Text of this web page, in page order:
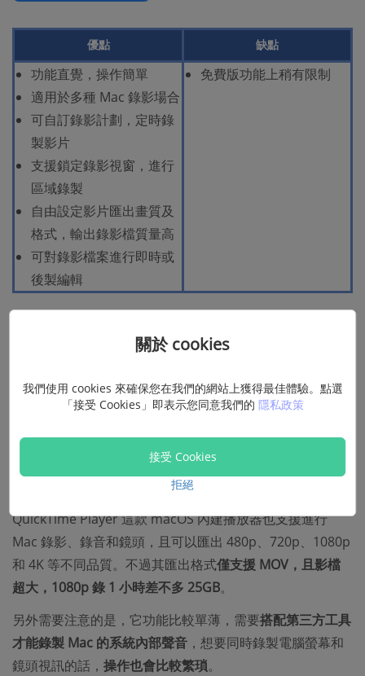
優點 缺點
功能直覺，操作簡單
適用於多種 Mac 錄影場合
可自訂錄影計劃，定時錄
製影片
支援鎖定錄影視窗，進行
區域錄製
自由設定影片匯出畫質及
格式，輸出錄影檔質量高
可對錄影檔案進行即時或
後製編輯
免費版功能上稍有限制
② 用 QuickTime Player 進行
iMac/Macbook 錄屏
錄製教學影片、旁白影片、音樂影片、遊戲影
QuickTime Player 這款 macOS 內建播放器也支援進行
Mac 錄影、錄音和鏡頭，且可以匯出 480p、720p、1080p
和 4K 等不同品質。不過其匯出格式僅支援 MOV，且影檔
超大，1080p 錄 1 小時差不多 25GB。
另外需要注意的是，它功能比較單薄，需要搭配第三方工具
才能錄製 Mac 的系統內部聲音 ，想要同時錄製電腦螢幕和
鏡頭視訊的話， 操作也會比較繁瑣。
關於 cookies
我們使用 cookies 來確保您在我們的網站上獲得最佳體驗。點選
「接受 Cookies」即表示您同意我們的 隱私政策
接受 Cookies
拒絕